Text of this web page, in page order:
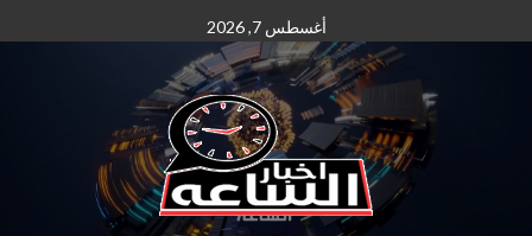
إلى
أغسطس 7, 2026